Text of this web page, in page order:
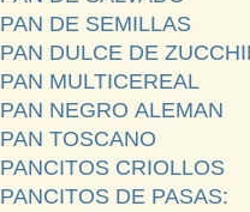
PAN DE SEMILLAS
PAN DULCE DE
PAN MULTICEREAL
PAN NEGRO ALEMAN
PAN TOSCANO
PANCITOS CRIOLLOS
PANCITOS DE PASAS: